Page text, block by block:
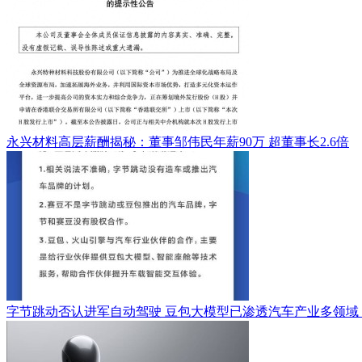
永兴材料高层薪酬揭秘：董事邹伟民年薪90万 超董事长2.6倍
字节跳动否认进军自动驾驶 豆包大模型已渗透汽车产业多领域